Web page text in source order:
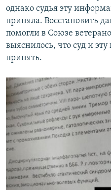
однако судья эту
приняла. Восстановить
помогли в Союзе
выяснилось, что суд и
принять.